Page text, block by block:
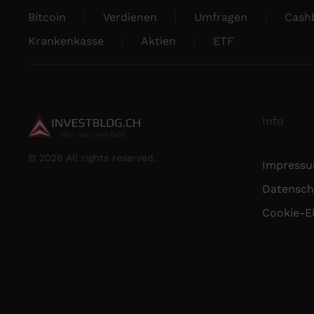
Bitcoin Verdienen Umfragen
Krankenkasse
Aktien ETF
© 2026 All rights reserved.
Info
Cookie-